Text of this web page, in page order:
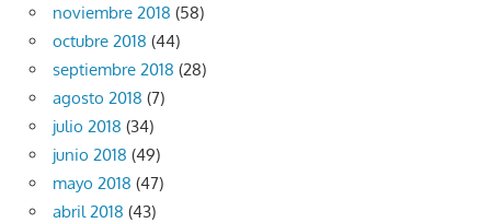
noviembre 2018 (58)
octubre 2018 (44)
septiembre 2018 (28)
agosto 2018 (7)
julio 2018 (34)
junio 2018 (49)
mayo 2018 (47)
abril 2018 (43)